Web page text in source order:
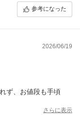
参考になった
2026/06/19
ず、お値段も手頃
さらに表示